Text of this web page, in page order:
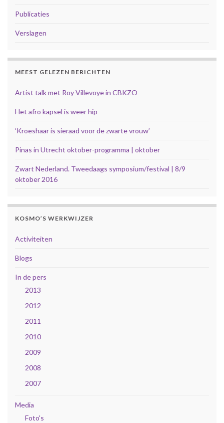
Publicaties
Verslagen
MEEST GELEZEN BERICHTEN
Artist talk met Roy Villevoye in CBKZO
Het afro kapsel is weer hip
‘Kroeshaar is sieraad voor de zwarte vrouw’
Pinas in Utrecht oktober-programma | oktober
Zwart Nederland. Tweedaags symposium/festival | 8/9
oktober 2016
KOSMO’S WERKWIJZER
Activiteiten
Blogs
In de pers
2013
2012
2011
2010
2009
2008
2007
Media
Foto's